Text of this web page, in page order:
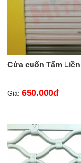
Cửa cuốn Tấm Liền
Giá: 650.000đ